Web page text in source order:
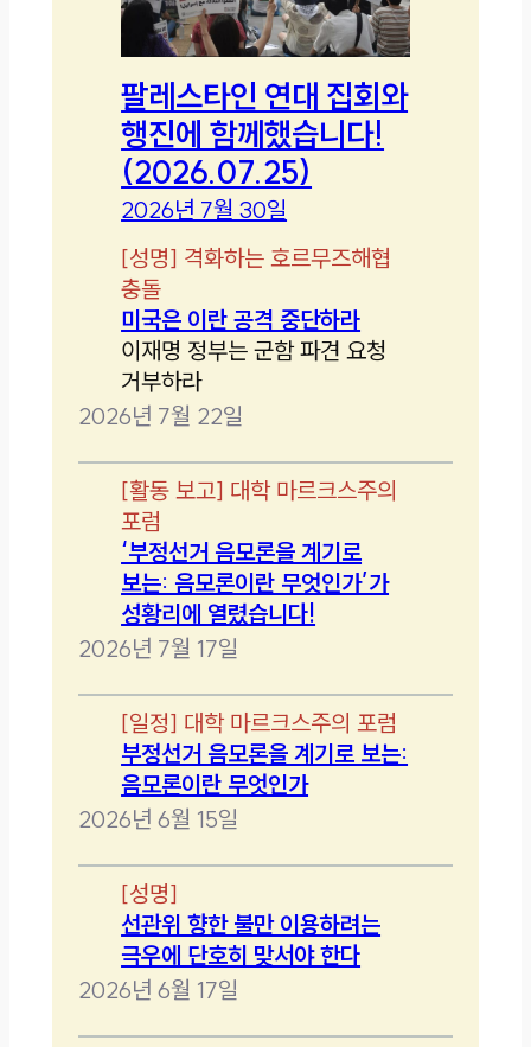
팔레스타인 연대 집회와
행진에 함께했습니다!
(2026.07.25)
2026년 7월 30일
[성명] 격화하는 호르무즈해협
충돌
미국은 이란 공격 중단하라
이재명 정부는 군함 파견 요청
거부하라
2026년 7월 22일
[활동 보고] 대학 마르크스주의
포럼
‘부정선거 음모론을 계기로
보는: 음모론이란 무엇인가’가
성황리에 열렸습니다!
2026년 7월 17일
[일정] 대학 마르크스주의 포럼
부정선거 음모론을 계기로 보는:
음모론이란 무엇인가
2026년 6월 15일
[성명]
선관위 향한 불만 이용하려는
극우에 단호히 맞서야 한다
2026년 6월 17일